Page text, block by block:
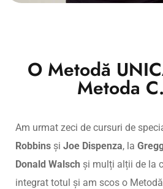
O Metodă
Metoda
Am urmat zeci de cursuri de
Robbins și Joe Dispenza, la
Donald Walsch și mulți alții de la
integrat totul și am scos o